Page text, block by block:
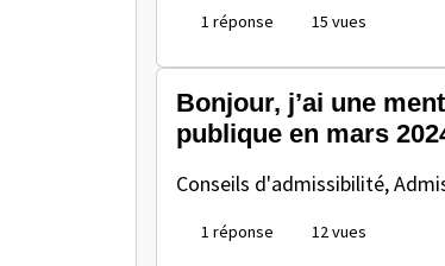
1 réponse 15 vues
Bonjour, j’ai une
publique en mars
Conseils d'admissibilité,
1 réponse 12 vues